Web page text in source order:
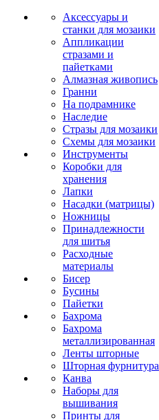
Аксессуары и
станки для мозаики
Аппликации
стразами и
пайетками
Алмазная живопись
Гранни
На подрамнике
Наследие
Стразы для мозаики
Схемы для мозаики
Инструменты
Коробки для
хранения
Лапки
Насадки (матрицы)
Ножницы
Принадлежности
для шитья
Расходные
материалы
Бисер
Бусины
Пайетки
Бахрома
Бахрома
металлизированная
Ленты шторные
Шторная фурнитура
Канва
Наборы для
вышивания
Принты для